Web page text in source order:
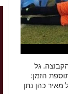
2 שערים לטובת הקבוצה. גל
בתוספת הזמן:
כהן נתן